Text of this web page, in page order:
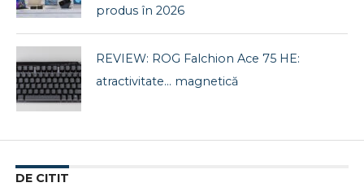
produs în 2026
REVIEW: ROG Falchion Ace 75 HE:
atractivitate… magnetică
DE CITIT